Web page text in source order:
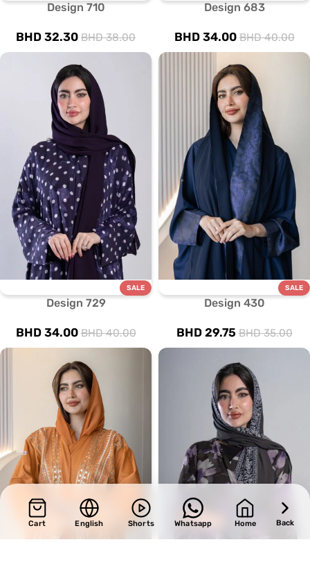
Design 683
BHD40.00
BHD34.00
Design 710
BHD38.00
BHD 32.30
SALE
Design 430
BHD35.00
BHD29.75
SALE
Design 729
BHD40.00
BHD34.00
Back
Home
Whatsapp
Shorts
English
Cart